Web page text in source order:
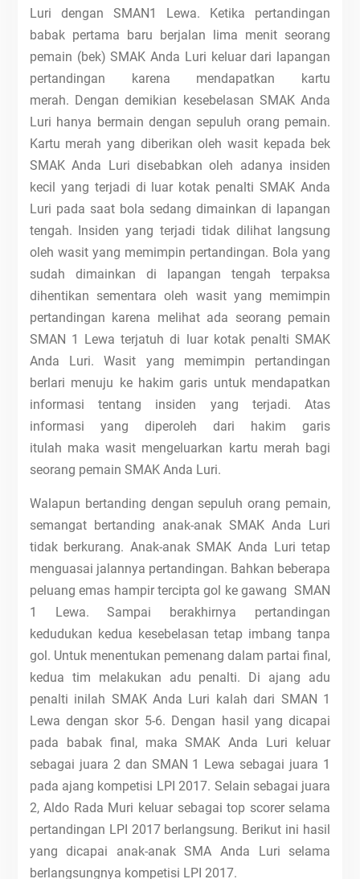
Luri dengan SMAN1 Lewa. Ketika pertandingan
babak pertama baru berjalan lima menit seorang
pemain (bek) SMAK Anda Luri keluar dari lapangan
pertandingan karena mendapatkan kartu
merah. Dengan demikian kesebelasan SMAK Anda
Luri hanya bermain dengan sepuluh orang pemain.
Kartu merah yang diberikan oleh wasit kepada bek
SMAK Anda Luri disebabkan oleh adanya insiden
kecil yang terjadi di luar kotak penalti SMAK Anda
Luri pada saat bola sedang dimainkan di lapangan
tengah. Insiden yang terjadi tidak dilihat langsung
oleh wasit yang memimpin pertandingan. Bola yang
sudah dimainkan di lapangan tengah terpaksa
dihentikan sementara oleh wasit yang memimpin
pertandingan karena melihat ada seorang pemain
SMAN 1 Lewa terjatuh di luar kotak penalti SMAK
Anda Luri. Wasit yang memimpin pertandingan
berlari menuju ke hakim garis untuk mendapatkan
informasi tentang insiden yang terjadi. Atas
informasi yang diperoleh dari hakim garis
itulah maka wasit mengeluarkan kartu merah bagi
seorang pemain SMAK Anda Luri.
Walapun bertanding dengan sepuluh orang pemain,
semangat bertanding anak-anak SMAK Anda Luri
tidak berkurang. Anak-anak SMAK Anda Luri tetap
menguasai jalannya pertandingan. Bahkan beberapa
peluang emas hampir tercipta gol ke gawang SMAN
1 Lewa. Sampai berakhirnya pertandingan
kedudukan kedua kesebelasan tetap imbang tanpa
gol. Untuk menentukan pemenang dalam partai final,
kedua tim melakukan adu penalti. Di ajang adu
penalti inilah SMAK Anda Luri kalah dari SMAN 1
Lewa dengan skor 5-6. Dengan hasil yang dicapai
pada babak final, maka SMAK Anda Luri keluar
sebagai juara 2 dan SMAN 1 Lewa sebagai juara 1
pada ajang kompetisi LPI 2017. Selain sebagai juara
2, Aldo Rada Muri keluar sebagai top scorer selama
pertandingan LPI 2017 berlangsung. Berikut ini hasil
yang dicapai anak-anak SMA Anda Luri selama
berlangsungnya kompetisi LPI 2017.